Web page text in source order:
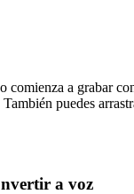
comienza a grabar
puedes
a voz